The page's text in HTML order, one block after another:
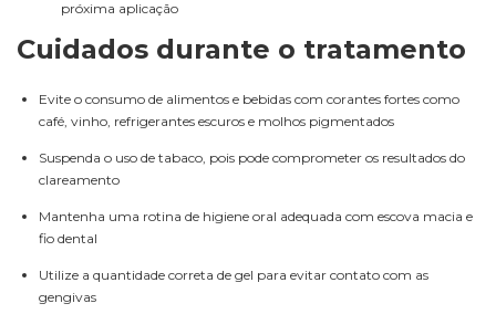
próxima aplicação
Cuidados durante o tratamento
Evite o consumo de alimentos e bebidas com corantes fortes como
café, vinho, refrigerantes escuros e molhos pigmentados
Suspenda o uso de tabaco, pois pode comprometer os resultados do
clareamento
Mantenha uma rotina de higiene oral adequada com escova macia e
fio dental
Utilize a quantidade correta de gel para evitar contato com as
gengivas